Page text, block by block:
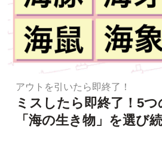
アウトを引いたら即終了！
ミスしたら即終了！5
「海の生き物」を選び